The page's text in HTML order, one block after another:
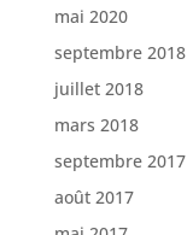
mai 2020
septembre 2018
juillet 2018
mars 2018
septembre 2017
août 2017